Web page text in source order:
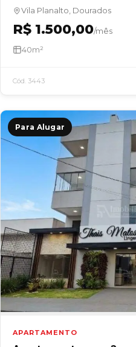
Vila Planalto, Dourados
R$ 1.500,00/mês
40m²
Cód. 3443
Para Alugar
APARTAMENTO